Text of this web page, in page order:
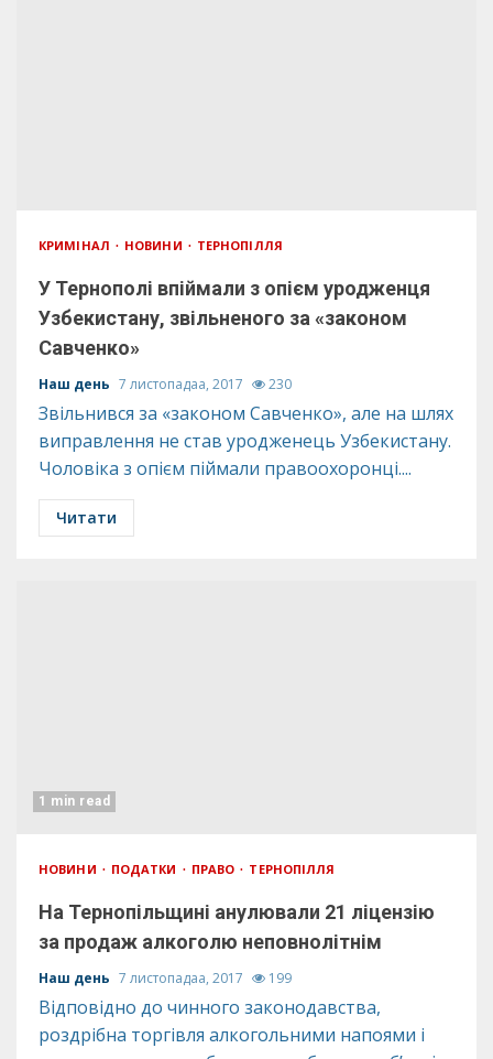
КРИМІНАЛ НОВИНИ ТЕРНОПІЛЛЯ
У Тернополі впіймали з опієм уродженця
Узбекистану, звільненого за «законом
Савченко»
Наш день 7 листопадаа, 2017 230
Звільнився за «законом Савченко», але на шлях
виправлення не став уродженець Узбекистану.
Чоловіка з опієм піймали правоохоронці....
Читати
1 min read
НОВИНИ ПОДАТКИ ПРАВО ТЕРНОПІЛЛЯ
На Тернопільщині анулювали 21 ліцензію
за продаж алкоголю неповнолітнім
Наш день 7 листопадаа, 2017 199
Відповідно до чинного законодавства,
роздрібна торгівля алкогольними напоями і